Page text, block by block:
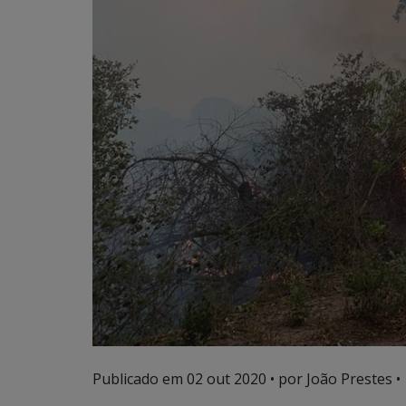
Publicado em 02 out 2020 • por João Prestes •